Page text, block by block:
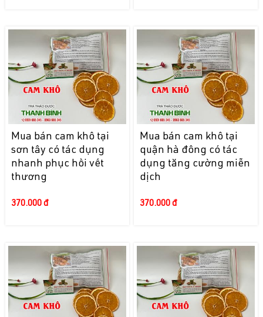
Mua bán cam khô tại
sơn tây có tác dụng
nhanh phục hồi vết
thương
370.000 đ
Mua bán cam khô tại
quận hà đông có tác
dụng tăng cường miễn
dịch
370.000 đ